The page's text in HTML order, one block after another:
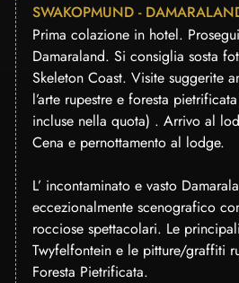
SWAKOPMUND -
Prima colazione in hotel.
Damaraland. Si consiglia sosta
Skeleton Coast. Visite suggerite
l’arte rupestre e foresta
incluse nella quota) . Arrivo al
Cena e pernottamento al lodge.
L’ incontaminato e vasto
eccezionalmente scenografico
rocciose spettacolari. Le
Twyfelfontein e le pitture/graffiti
Foresta Pietrificata.